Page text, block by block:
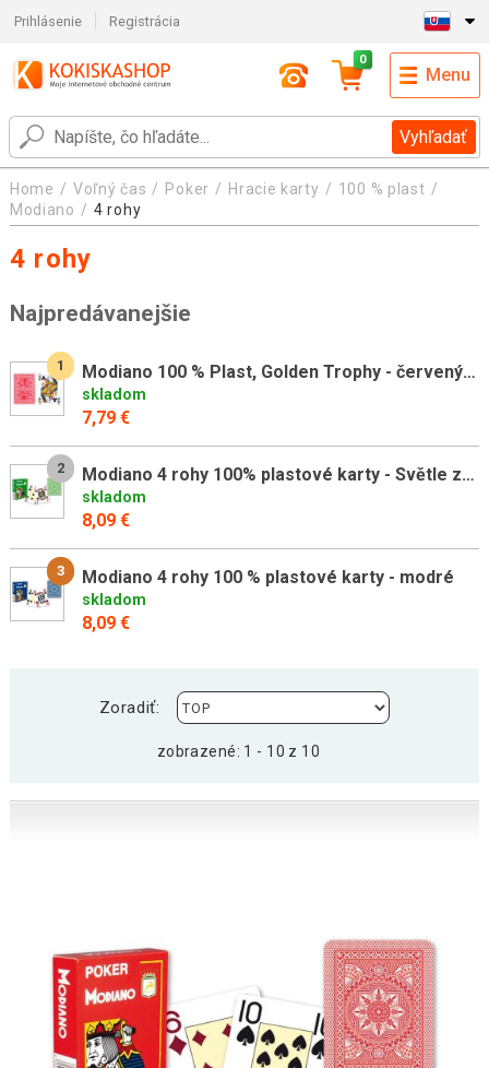
Prihlásenie Registrácia
Vyhľadať
0
Menu
Home Voľný čas Poker Hracie karty
100 % plast
Modiano
4 rohy
4 rohy
Najpredávanejšie
1 Modiano 100 % Plast, Golden Trophy - červený rub
skladom
7,79 €
2 Modiano 4 rohy 100% plastové karty - Světle zelené
skladom
8,09 €
3 Modiano 4 rohy 100 % plastové karty - modré
skladom
8,09 €
Zoradiť:
zobrazené: 1 - 10 z 10